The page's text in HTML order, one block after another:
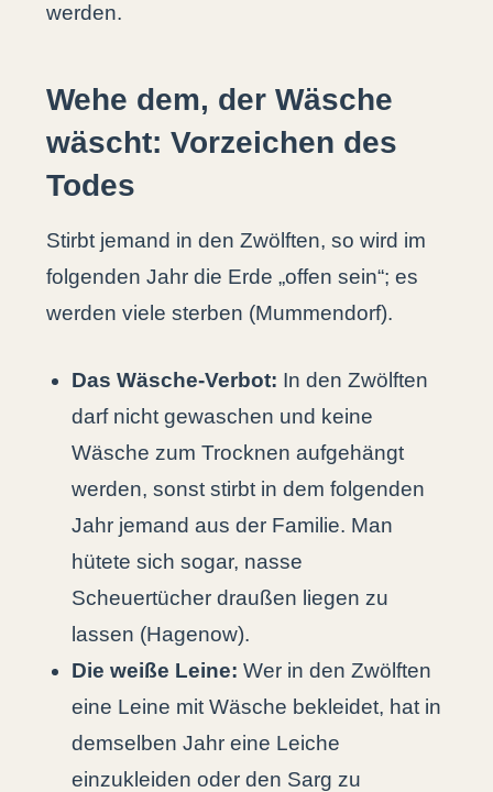
werden.
Wehe dem, der Wäsche
wäscht: Vorzeichen des
Todes
Stirbt jemand in den Zwölften, so wird im
folgenden Jahr die Erde „offen sein“; es
werden viele sterben (Mummendorf).
Das Wäsche-Verbot: In den Zwölften
darf nicht gewaschen und keine
Wäsche zum Trocknen aufgehängt
werden, sonst stirbt in dem folgenden
Jahr jemand aus der Familie. Man
hütete sich sogar, nasse
Scheuertücher draußen liegen zu
lassen (Hagenow).
Die weiße Leine: Wer in den Zwölften
eine Leine mit Wäsche bekleidet, hat in
demselben Jahr eine Leiche
einzukleiden oder den Sarg zu